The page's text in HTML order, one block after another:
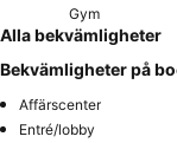
Gym
Alla bekvämligheter
Bekvämligheter på
Affärscenter
Entré/lobby